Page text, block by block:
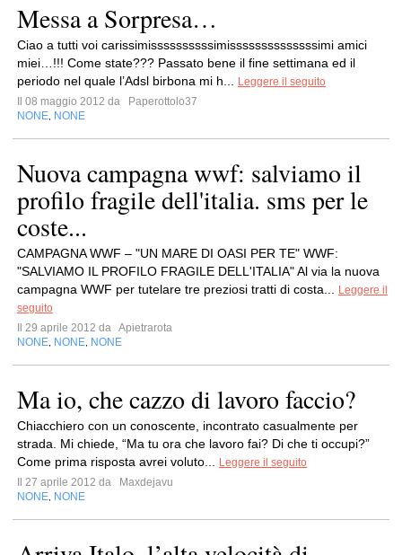
Messa a Sorpresa…
Ciao a tutti voi carissimissssssssssimissssssssssssssimi amici
miei…!!! Come state??? Passato bene il fine settimana ed il
periodo nel quale l’Adsl birbona mi h...
Leggere il seguito
Il 08 maggio 2012 da
Paperottolo37
NONE NONE
Nuova campagna wwf: salviamo il
profilo fragile dell'italia. sms per le
coste...
CAMPAGNA WWF – "UN MARE DI OASI PER TE" WWF:
"SALVIAMO IL PROFILO FRAGILE DELL'ITALIA" Al via la nuova
campagna WWF per tutelare tre preziosi tratti di costa...
Leggere il
seguito
Il 29 aprile 2012 da Apietrarota
NONE NONE NONE
Ma io, che cazzo di lavoro faccio?
Chiacchiero con un conoscente, incontrato casualmente per
strada. Mi chiede, “Ma tu ora che lavoro fai? Di che ti occupi?”
Come prima risposta avrei voluto...
Leggere il seguito
Il 27 aprile 2012 da
Maxdejavu
NONE NONE